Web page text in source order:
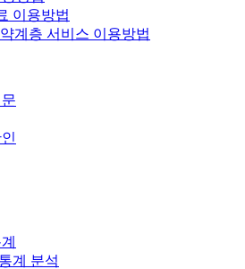
이용방법
계층 서비스 이용방법
계 분석